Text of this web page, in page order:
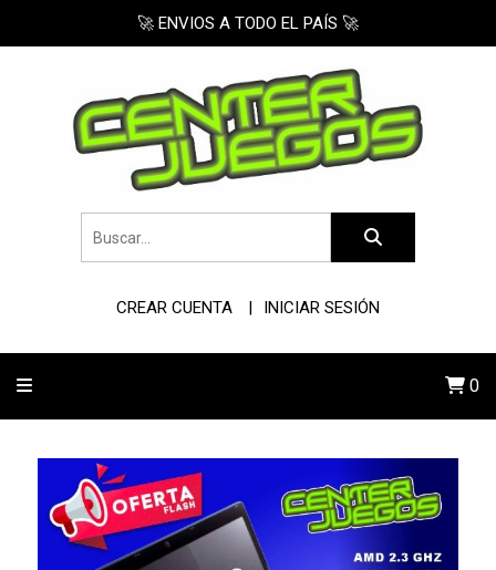
🚀 ENVIOS A TODO EL PAÍS 🚀
CREAR CUENTA INICIAR SESIÓN
0